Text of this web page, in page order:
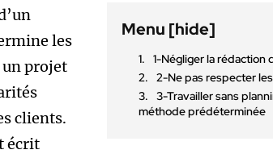
les
un projet
clients.
écrit
Menu [hide]
1-Négliger la rédaction
2-Ne pas respecter
3-Travailler sans
méthode prédéterminée